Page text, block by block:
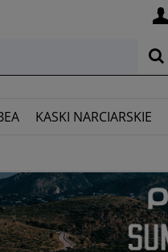
KASKI NARCIARSKIE